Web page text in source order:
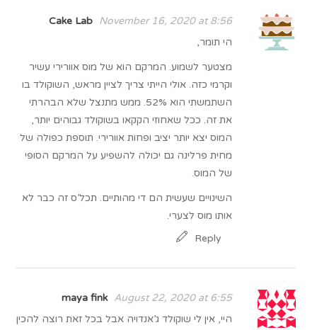
Cake Lab
November 16, 2020 at 8:56
הי תומר,
מצטער לשמוע. המרקם הוא של מוס אוורירי עשיר
וקרמי כזה. אולי הייתי צריך לציין מראש, השוקולד בו
השתמשתי הוא 52%. ממש מתנצל שלא הבהרתי
את זה. ככל שאחוזי הקקאו בשוקולד גבוהים יותר,
המוס יצא יותר יציב ופחות אוורירי. תוספת כפולה של
מחית פרלינה גם יכולה להשפיע על המרקם הסופי
של המוס.
השינויים שעשית הם די מהותיים. תכל’ס זה כבר לא
אותו מוס לצערי.
Reply
maya fink
August 22, 2020 at 6:55
היי, אין לי שוקולד ג’אנדויה אבל בכל זאת רוצה להכין